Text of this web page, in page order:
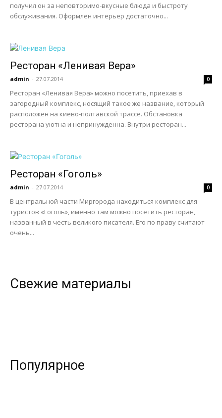
получил он за неповторимо-вкусные блюда и быстроту
обслуживания. Оформлен интерьер достаточно...
Ресторан «Ленивая Вера»
admin - 27.07.2014 0
Ресторан «Ленивая Вера» можно посетить, приехав в
загородный комплекс, носящий такое же название, который
расположен на киево-полтавской трассе. Обстановка
ресторана уютна и непринужденна. Внутри ресторан...
Ресторан «Гоголь»
admin - 27.07.2014 0
В центральной части Миргорода находиться комплекс для
туристов «Гоголь», именно там можно посетить ресторан,
названный в честь великого писателя. Его по праву считают
очень...
Свежие материалы
Популярное